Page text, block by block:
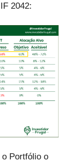
2042:
Portfólio o